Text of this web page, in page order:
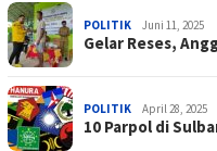
POLITIK Juni 11, 2025
Gelar Reses,
POLITIK April 28, 2025
10 Parpol di